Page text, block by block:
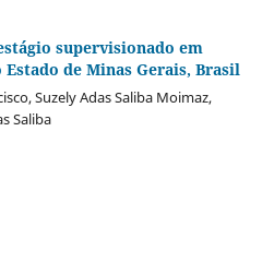
supervisionado em
de Minas Gerais, Brasil
Suzely Adas Saliba Moimaz,
Saliba